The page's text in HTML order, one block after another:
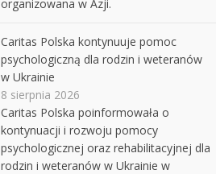
organizowana w Azji.
Caritas Polska kontynuuje pomoc
psychologiczną dla rodzin i weteranów
w Ukrainie
8 sierpnia 2026
Caritas Polska poinformowała o
kontynuacji i rozwoju pomocy
psychologicznej oraz rehabilitacyjnej dla
rodzin i weteranów w Ukrainie w